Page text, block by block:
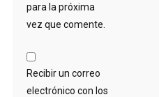
para la próxima
vez que comente.
Recibir un correo
electrónico con los